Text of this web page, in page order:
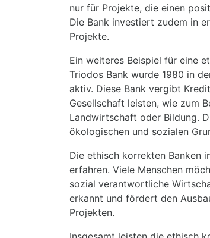
nur für Projekte, die einen
Die Bank investiert zudem in
Projekte.
Ein weiteres Beispiel für eine
Triodos Bank wurde 1980 in
aktiv. Diese Bank vergibt
Gesellschaft leisten, wie zum
Landwirtschaft oder Bildung.
ökologischen und sozialen
Die ethisch korrekten Banken
erfahren. Viele Menschen
sozial verantwortliche
erkannt und fördert den
Projekten.